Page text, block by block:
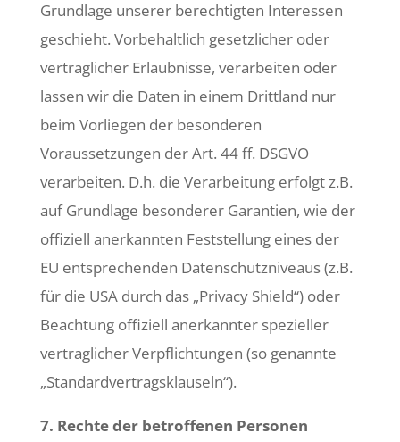
Grundlage unserer berechtigten Interessen
geschieht. Vorbehaltlich gesetzlicher oder
vertraglicher Erlaubnisse, verarbeiten oder
lassen wir die Daten in einem Drittland nur
beim Vorliegen der besonderen
Voraussetzungen der Art. 44 ff. DSGVO
verarbeiten. D.h. die Verarbeitung erfolgt z.B.
auf Grundlage besonderer Garantien, wie der
offiziell anerkannten Feststellung eines der
EU entsprechenden Datenschutzniveaus (z.B.
für die USA durch das „Privacy Shield“) oder
Beachtung offiziell anerkannter spezieller
vertraglicher Verpflichtungen (so genannte
„Standardvertragsklauseln“).
7. Rechte der betroffenen Personen